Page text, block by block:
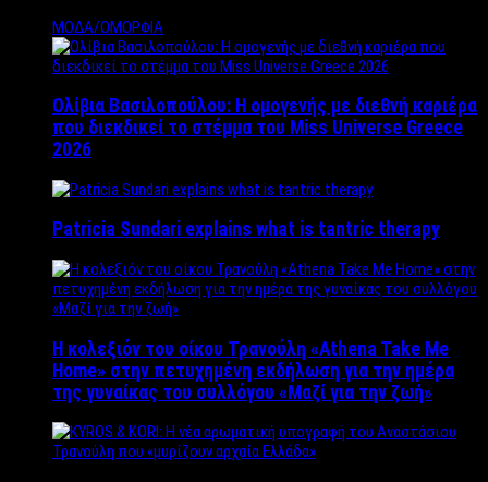
ΜΟΔΑ/ΟΜΟΡΦΙΑ
Ολίβια Βασιλοπούλου: Η ομογενής με διεθνή καριέρα
που διεκδικεί το στέμμα του Miss Universe Greece
2026
Patricia Sundari explains what is tantric therapy
Η κολεξιόν του οίκου Τρανούλη «Athena Take Me
Home» στην πετυχημένη εκδήλωση για την ημέρα
της γυναίκας του συλλόγου «Μαζί για την ζωή»